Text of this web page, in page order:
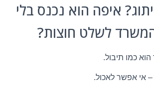
איפה הוא נכנס בלי
לשלט חוצות?
כמו תיבול.
אי אפשר לאכול.